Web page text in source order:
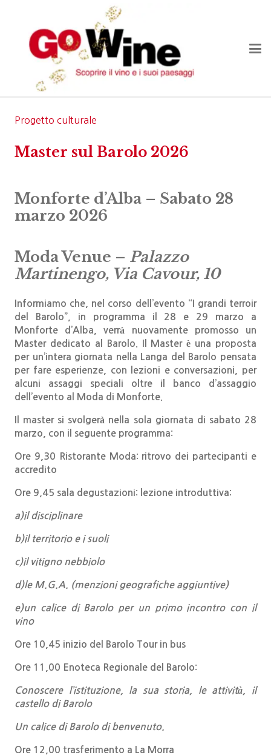
Progetto culturale
Master sul Barolo 2026
Monforte d’Alba – Sabato 28
marzo 2026
Moda Venue – Palazzo
Martinengo, Via Cavour, 10
Informiamo che, nel corso dell’evento “I grandi terroir
del Barolo”, in programma il 28 e 29 marzo a
Monforte d’Alba, verrà nuovamente promosso un
Master dedicato al Barolo.
Il Master è una proposta
per un’intera giornata nella Langa del Barolo pensata
per fare esperienze, con lezioni e conversazioni, per
alcuni assaggi speciali oltre il banco d’assaggio
dell’evento al Moda di Monforte.
Il master si svolgerà nella sola giornata di sabato 28
marzo,
con il seguente programma:
Ore 9,30 Ristorante Moda: ritrovo dei partecipanti e
accredito
Ore 9,45 sala degustazioni: lezione introduttiva:
a)il disciplinare
b)il territorio e i suoli
c)il vitigno nebbiolo
d)le M.G.A. (menzioni geografiche aggiuntive)
e)un calice di Barolo per un primo incontro con il
vino
Ore 10,45 inizio del Barolo Tour in bus
Ore 11,00 Enoteca Regionale del Barolo:
Conoscere l’istituzione, la sua storia, le attività, il
castello di Barolo
Un calice di Barolo di benvenuto.
Ore 12,00 trasferimento a La Morra